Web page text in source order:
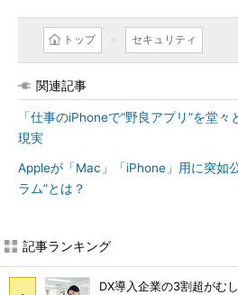
トップ セキュリティ
関連記事
「仕事のiPhoneで“野良アプリ”を堂
現実
Appleが「Mac」「iPhone」用に突如
ラム”とは？
記事ランキング
DX導入企業の3割超がむ